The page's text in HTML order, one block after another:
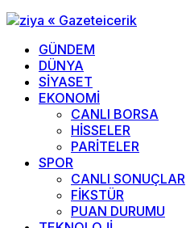
GÜNDEM
DÜNYA
SİYASET
EKONOMİ
CANLI BORSA
HİSSELER
PARİTELER
SPOR
CANLI SONUÇLAR
FİKSTÜR
PUAN DURUMU